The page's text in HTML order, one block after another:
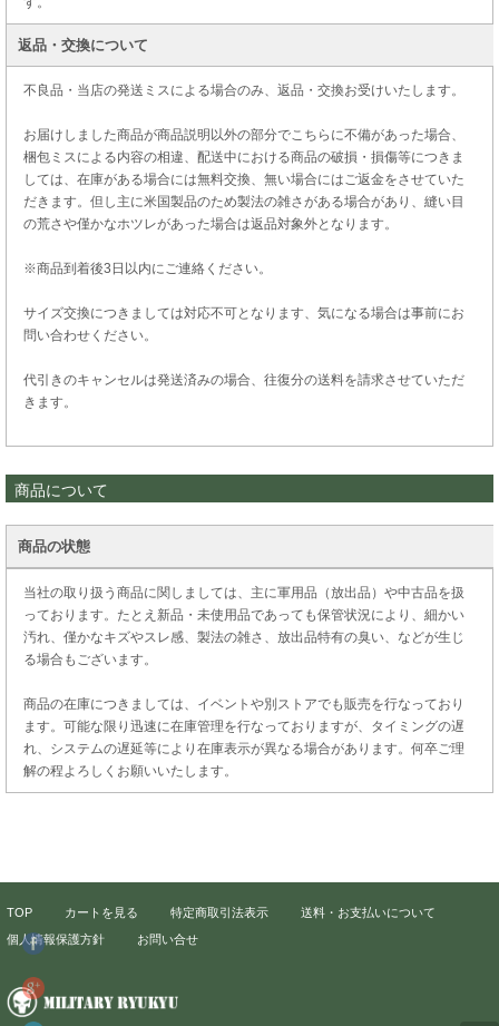
返品・交換について
不良品・当店の発送ミスによる場合のみ、返品・交換お受けいたします。
お届けしました商品が商品説明以外の部分でこちらに不備があった場合、
梱包ミスによる内容の相違、配送中における商品の破損・損傷等につきま
しては、在庫がある場合には無料交換、無い場合にはご返金をさせていた
だきます。但し主に米国製品のため製法の雑さがある場合があり、縫い目
の荒さや僅かなホツレがあった場合は返品対象外となります。
※商品到着後3日以内にご連絡ください。
サイズ交換につきましては対応不可となります、気になる場合は事前にお
問い合わせください。
代引きのキャンセルは発送済みの場合、往復分の送料を請求させていただ
きます。
商品について
商品の状態
当社の取り扱う商品に関しましては、主に軍用品（放出品）や中古品を扱
っております。たとえ新品・未使用品であっても保管状況により、細かい
汚れ、僅かなキズやスレ感、製法の雑さ、放出品特有の臭い、などが生じ
る場合もございます。
商品の在庫につきましては、イベントや別ストアでも販売を行なっており
ます。可能な限り迅速に在庫管理を行なっておりますが、タイミングの遅
れ、システムの遅延等により在庫表示が異なる場合があります。何卒ご理
解の程よろしくお願いいたします。
TOP カートを見る 特定商取引法表示
送料・お支払いについて
個人情報保護方針
お問い合せ